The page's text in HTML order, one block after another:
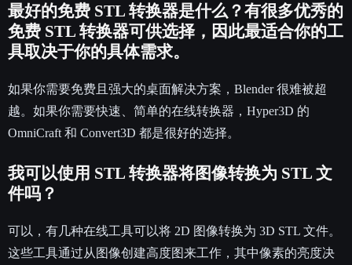
最好的免费 STL 转换器是什么？有很多优秀的
免费 STL 转换器可供选择，因此最适合你的工
具取决于你的具体需求。
如果你需要免费且强大的桌面解决方案，Blender 很难被超
越。如果你需要快速、简单的在线转换器，Hyper3D 的
OmniCraft 和 Convert3D 都是很好的选择。
我可以使用 STL 转换器将图像转换为 STL 文
件吗？
可以，有几种在线工具可以将 2D 图像转换为 3D STL 文件。
这些工具通过从图像创建高度图来工作，其中像素的亮度决